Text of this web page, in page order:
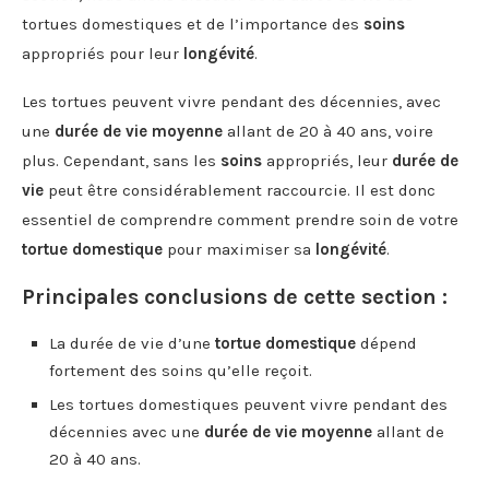
tortues domestiques et de l’importance des soins
appropriés pour leur longévité.
Les tortues peuvent vivre pendant des décennies, avec
une durée de vie moyenne allant de 20 à 40 ans, voire
plus. Cependant, sans les soins appropriés, leur durée de
vie peut être considérablement raccourcie. Il est donc
essentiel de comprendre comment prendre soin de votre
tortue domestique pour maximiser sa longévité.
Principales conclusions de cette section :
La durée de vie d’une tortue domestique dépend
fortement des soins qu’elle reçoit.
Les tortues domestiques peuvent vivre pendant des
décennies avec une durée de vie moyenne allant de
20 à 40 ans.